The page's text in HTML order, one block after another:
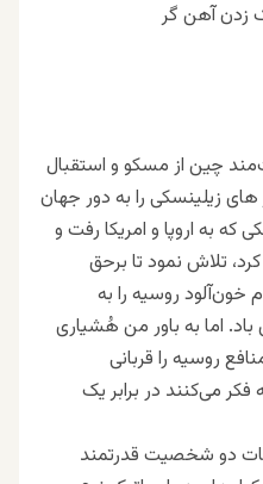
زدن آهن گر
چین از مسکو و استقبال
زیلینسکی را به دور جهان
به اروپا و امریکا رفت و
تلاش نمود تا برحق
خون‌آلود روسیه را به
اما به باور من هُشیاری
روسیه را قربانی
می‌کنند در برابر یک
دو شخصیت قدرتمند